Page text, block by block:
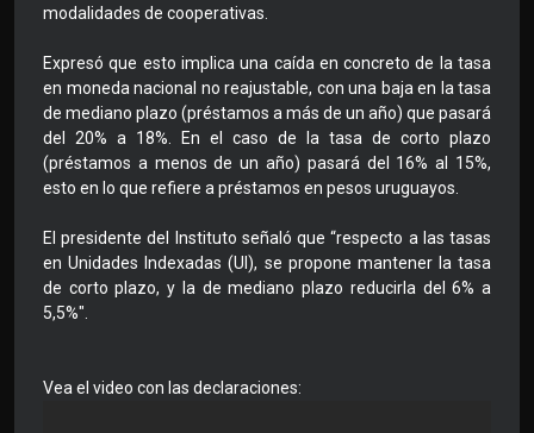
modalidades de cooperativas.
Expresó que esto implica una caída en concreto de la tasa
en moneda nacional no reajustable, con una baja en la tasa
de mediano plazo (préstamos a más de un año) que pasará
del 20% a 18%. En el caso de la tasa de corto plazo
(préstamos a menos de un año) pasará del 16% al 15%,
esto en lo que refiere a préstamos en pesos uruguayos.
El presidente del Instituto señaló que “respecto a las tasas
en Unidades Indexadas (UI), se propone mantener la tasa
de corto plazo, y la de mediano plazo reducirla del 6% a
5,5%".
Vea el video con las declaraciones: